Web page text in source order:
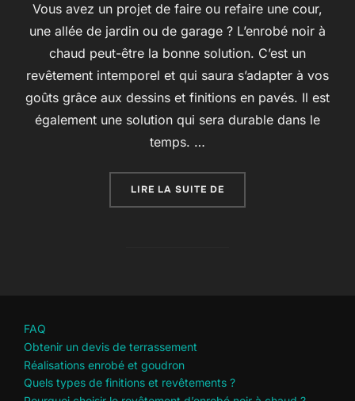
Vous avez un projet de faire ou refaire une cour,
une allée de jardin ou de garage ? L’enrobé noir à
chaud peut-être la bonne solution. C’est un
revêtement intemporel et qui saura s’adapter à vos
goûts grâce aux dessins et finitions en pavés. Il est
également une solution qui sera durable dans le
temps. …
LIRE LA SUITE DE
FAQ
Obtenir un devis de terrassement
Réalisations enrobé et goudron
Quels types de finitions et revêtements ?